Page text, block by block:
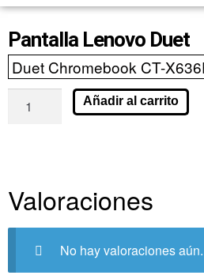
Pantalla Lenovo Duet
Añadir al carrito
Valoraciones
No hay valoraciones aún.